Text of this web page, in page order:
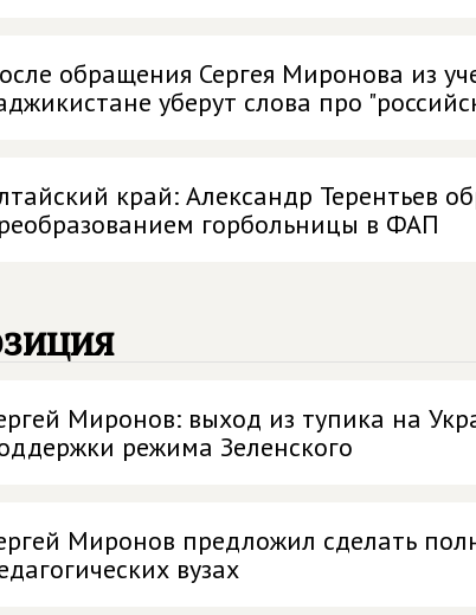
обращения Сергея Миронова из
уберут слова про
край: Александр Терентьев
горбольницы в ФАП
Миронов: выход из тупика на
режима Зеленского
Миронов предложил сделать
вузах